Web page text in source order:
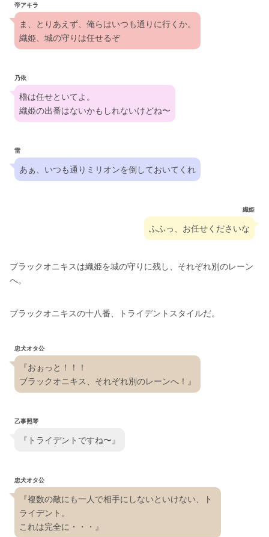
帝アキラ
ま、とりあえず、俺らはいつも通りに行くか。
織姫、城の守りは任せるぞ
乃依
櫓は任せといてよ。
織姫の出番はないかもしれないけどね〜
雷
あぁ、いつも通りミリオンを倒しておいてくれ
織姫
ふふっ、お任せくださいな
ブラックオニキスは織姫を城の守りに残し、それぞれ別のレーン
へ。
ブラックオニキスの十八番、トライデントスタイルだ。
忠犬オタ公
『おぉっと！！！
ブラックオニキス、それぞれ別のレーンへ！』
乙事照琴
『トライデントですね〜』
忠犬オタ公
『複数の敵にも一人で相手にしないといけない、ト
ライデント。
これは完全に・・・』